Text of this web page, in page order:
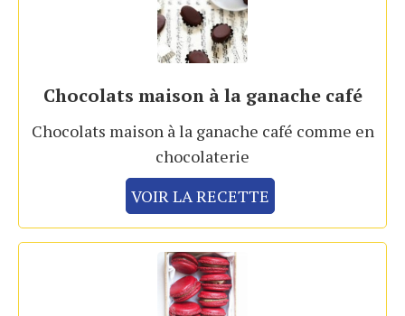
Chocolats maison à la ganache café
Chocolats maison à la ganache café comme en
chocolaterie
VOIR LA RECETTE